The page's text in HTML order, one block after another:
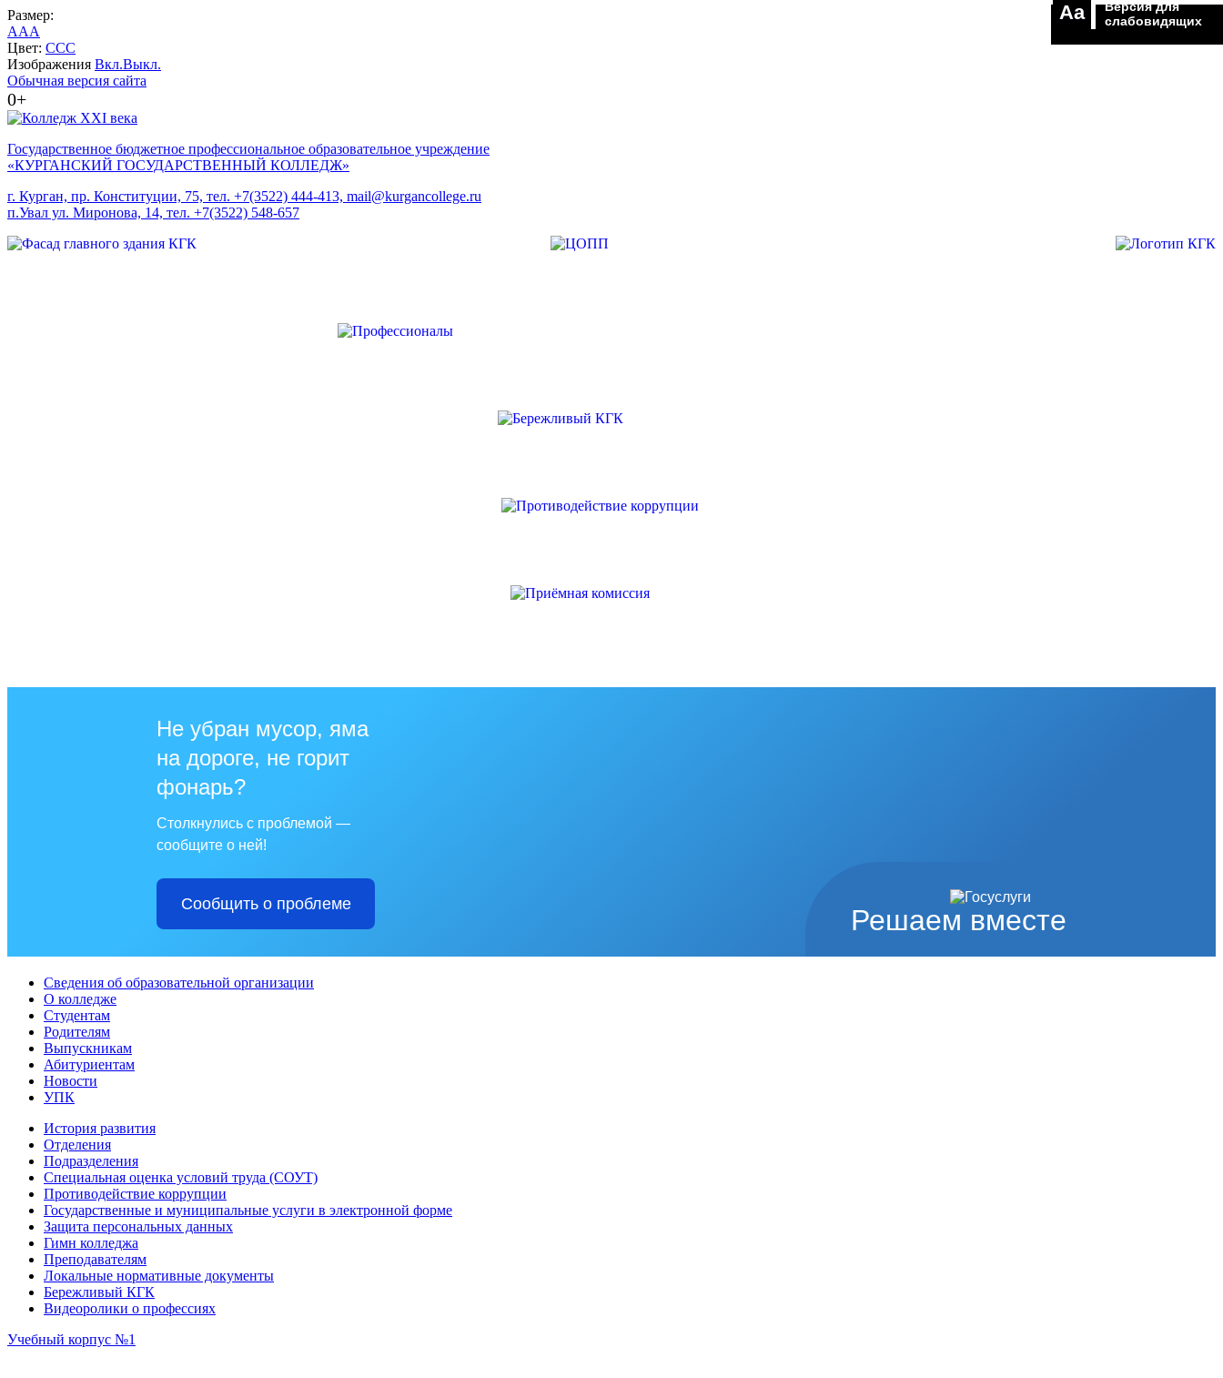
Размер:
AAA
Цвет: CCC
Изображения Вкл.Выкл.
Обычная версия сайта
0+
Aa
Версия для
слабовидящих
Государственное бюджетное профессиональное образовательное учреждение
«КУРГАНСКИЙ ГОСУДАРСТВЕННЫЙ КОЛЛЕДЖ»
г. Курган, пр. Конституции, 75, тел. +7(3522) 444-413, mail@kurgancollege.ru
п.Увал ул. Миронова, 14, тел. +7(3522) 548-657
Решаем вместе
Не убран мусор, яма
на дороге, не горит
фонарь?
Столкнулись с проблемой —
сообщите о ней!
Сообщить о проблеме
Сведения об образовательной организации
О колледже
Студентам
Родителям
Выпускникам
Абитуриентам
Новости
УПК
История развития
Отделения
Подразделения
Специальная оценка условий труда (СОУТ)
Противодействие коррупции
Государственные и муниципальные услуги в электронной форме
Защита персональных данных
Гимн колледжа
Преподавателям
Локальные нормативные документы
Бережливый КГК
Видеоролики о профессиях
Учебный корпус №1